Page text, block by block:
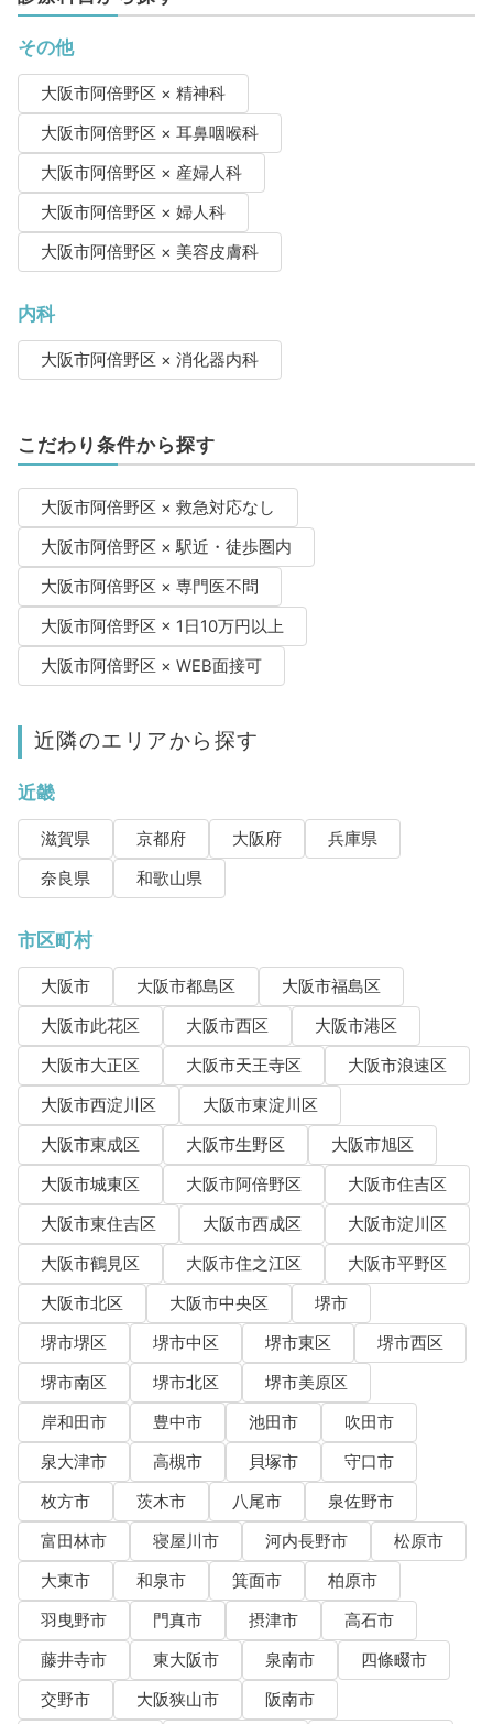
その他
大阪市阿倍野区 × 精神科
大阪市阿倍野区 × 耳鼻咽喉科
大阪市阿倍野区 × 産婦人科
大阪市阿倍野区 × 婦人科
大阪市阿倍野区 × 美容皮膚科
内科
大阪市阿倍野区 × 消化器内科
こだわり条件から探す
大阪市阿倍野区 × 救急対応なし
大阪市阿倍野区 × 駅近・徒歩圏内
大阪市阿倍野区 × 専門医不問
大阪市阿倍野区 × 1日10万円以上
大阪市阿倍野区 × WEB面接可
近隣のエリアから探す
近畿
滋賀県 京都府 大阪府
兵庫県
奈良県
和歌山県
市区町村
大阪市 大阪市都島区
大阪市福島区
大阪市此花区
大阪市西区
大阪市港区
大阪市大正区
大阪市天王寺区
大阪市浪速区
大阪市西淀川区
大阪市東淀川区
大阪市東成区
大阪市生野区
大阪市旭区
大阪市城東区
大阪市阿倍野区
大阪市住吉区
大阪市東住吉区
大阪市西成区
大阪市淀川区
大阪市鶴見区
大阪市住之江区
大阪市平野区
大阪市北区
大阪市中央区
堺市
堺市堺区
堺市中区 堺市東区
堺市西区
堺市南区
堺市北区
堺市美原区
岸和田市
豊中市 池田市
吹田市
泉大津市
高槻市 貝塚市
守口市
枚方市
茨木市 八尾市
泉佐野市
富田林市
寝屋川市 河内長野市
松原市
大東市
和泉市 箕面市
柏原市
羽曳野市
門真市 摂津市
高石市
藤井寺市
東大阪市 泉南市
四條畷市
交野市
大阪狭山市
阪南市